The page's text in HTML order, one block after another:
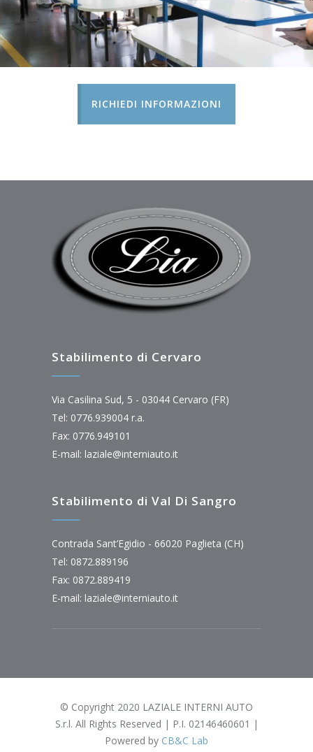
RICHIEDI INFORMAZIONI
Stabilimento di Cervaro
Via Casilina Sud, 5 - 03044 Cervaro (FR)
Tel: 0776.939004 r.a.
Fax: 0776.949101
E-mail: laziale@interniauto.it
Stabilimento di Val Di Sangro
Contrada Sant’Egidio - 66020 Paglieta (CH)
Tel: 0872.889196
Fax: 0872.889419
E-mail: laziale@interniauto.it
© Copyright 2020 LAZIALE INTERNI AUTO
S.r.l. All Rights Reserved | P.I. 02146460601 |
Powered by CB&C Lab